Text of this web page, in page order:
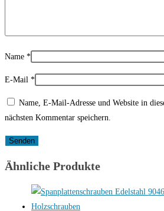
Name *
E-Mail *
Name, E-Mail-Adresse und Website in
nächsten Kommentar speichern.
Ähnliche Produkte